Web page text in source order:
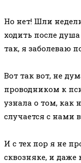
Но нет! Шли
ходить после
так, я заболеваю
Вот так вот, не
проводником к
узнала о том, как
случается с нами
И с тех пор я не
сквозняке, и даже